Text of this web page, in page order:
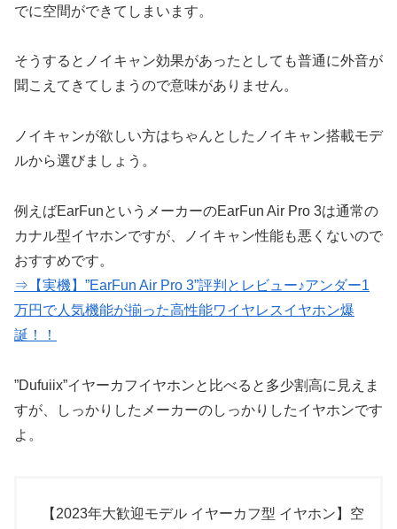
でに空間ができてしまいます。
そうするとノイキャン効果があったとしても普通に外音が
聞こえてきてしまうので意味がありません。
ノイキャンが欲しい方はちゃんとしたノイキャン搭載モデ
ルから選びましょう。
例えばEarFunというメーカーのEarFun Air Pro 3は通常の
カナル型イヤホンですが、ノイキャン性能も悪くないので
おすすめです。
⇒【実機】”EarFun Air Pro 3”評判とレビュー♪アンダー1
万円で人気機能が揃った高性能ワイヤレスイヤホン爆
誕！！
”Dufuiix”イヤーカフイヤホンと比べると多少割高に見えま
すが、しっかりしたメーカーのしっかりしたイヤホンです
よ。
【2023年大歓迎モデル イヤーカフ型 イヤホン】空